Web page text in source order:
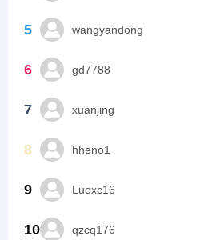
5 wangyandong
6 gd7788
7 xuanjing
8 hheno1
9 Luoxc16
10 qzcq176